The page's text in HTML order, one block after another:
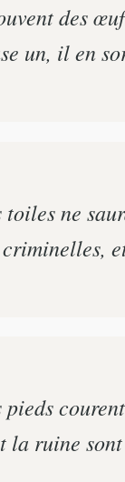
des
un, il en
toiles ne
pieds
la ruine